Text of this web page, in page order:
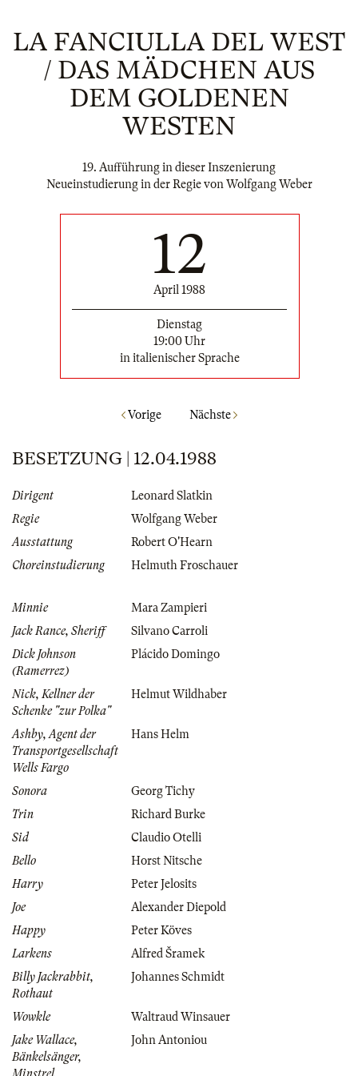
LA FANCIULLA DEL WEST
/ DAS MÄDCHEN AUS
DEM GOLDENEN
WESTEN
19. Aufführung in dieser Inszenierung
Neueinstudierung in der Regie von Wolfgang Weber
12
April 1988
Dienstag
19:00 Uhr
in italienischer Sprache
Vorige Nächste
BESETZUNG | 12.04.1988
Dirigent
Leonard Slatkin
Regie
Wolfgang Weber
Ausstattung
Robert O'Hearn
Choreinstudierung
Helmuth Froschauer
Minnie
Mara Zampieri
Jack Rance, Sheriff
Silvano Carroli
Dick Johnson
(Ramerrez)
Plácido Domingo
Nick, Kellner der
Schenke "zur Polka"
Helmut Wildhaber
Ashby, Agent der
Transportgesellschaft
Wells Fargo
Hans Helm
Sonora
Georg Tichy
Trin
Richard Burke
Sid
Claudio Otelli
Bello
Horst Nitsche
Harry
Peter Jelosits
Joe
Alexander Diepold
Happy
Peter Köves
Larkens
Alfred Šramek
Billy Jackrabbit,
Rothaut
Johannes Schmidt
Wowkle
Waltraud Winsauer
Jake Wallace,
Bänkelsänger,
John Antoniou